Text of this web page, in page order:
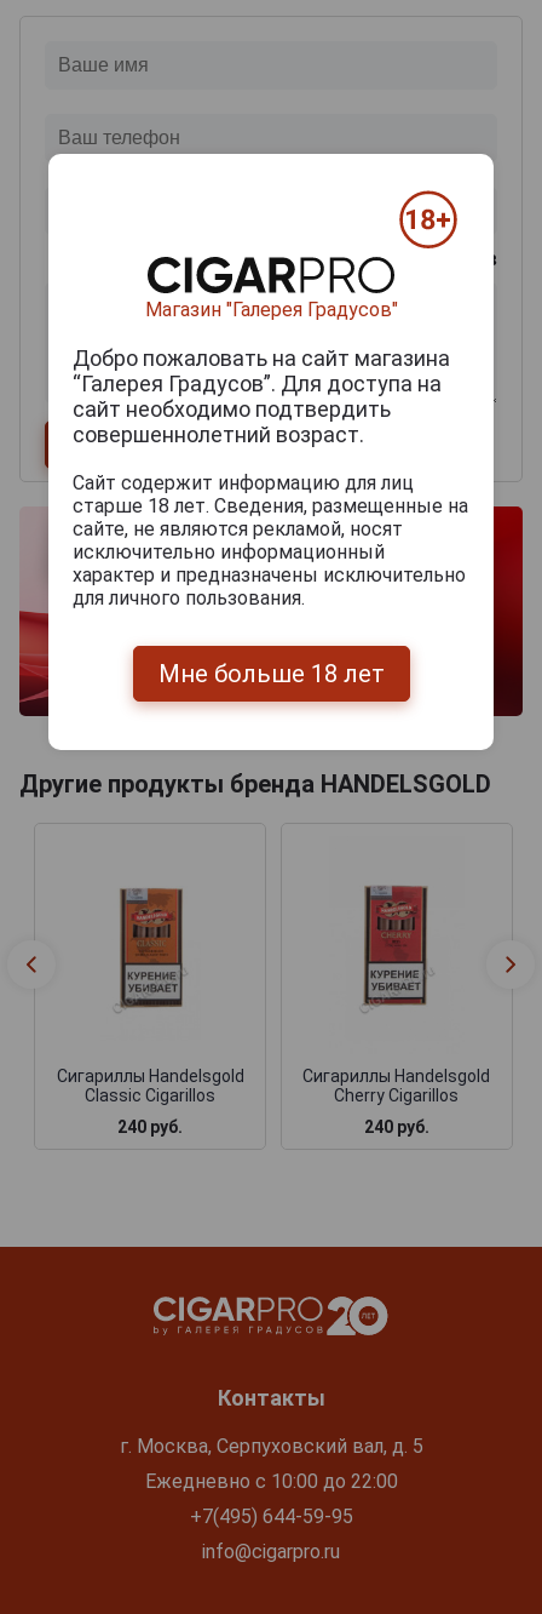
0из 2000 знаков
Другие продукты бренда HANDELSGOLD
Сигариллы Handelsgold
Classic Cigarillos
240 руб.
Сигариллы Handelsgold
Cherry Cigarillos
240 руб.
Контакты
г. Москва, Серпуховский вал, д. 5
Ежедневно с 10:00 до 22:00
+7(495) 644-59-95
info@cigarpro.ru
Магазин "Галерея Градусов"
Добро пожаловать на сайт магазина
“Галерея Градусов”. Для доступа на
сайт необходимо подтвердить
совершеннолетний возраст.
Сайт содержит информацию для лиц
старше 18 лет. Сведения, размещенные на
сайте, не являются рекламой, носят
исключительно информационный
характер и предназначены исключительно
для личного пользования.
Мне больше 18 лет